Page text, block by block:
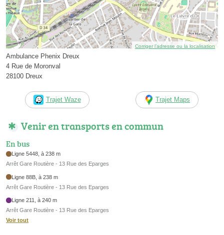
Corriger l’adresse ou la localisation
Ambulance Phenix Dreux
4 Rue de Moronval
28100 Dreux
Trajet Waze Trajet Maps
Venir en transports en commun
En bus
Ligne 5448, à 238 m
Arrêt Gare Routière - 13 Rue des Eparges
Ligne 88B, à 238 m
Arrêt Gare Routière - 13 Rue des Eparges
Ligne 211, à 240 m
Arrêt Gare Routière - 13 Rue des Eparges
Voir tout